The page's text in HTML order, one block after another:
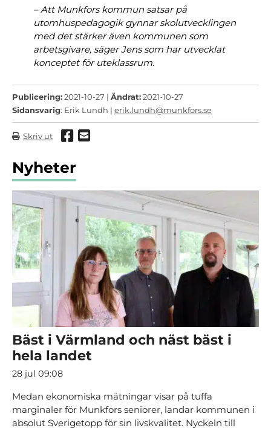
– Att Munkfors kommun satsar på
utomhuspedagogik gynnar skolutvecklingen
med det stärker även kommunen som
arbetsgivare, säger Jens som har utvecklat
konceptet för uteklassrum.
Publicering:2021-10-27 | Ändrat:2021-10-27
Sidansvarig: Erik Lundh | erik.lundh@munkfors.se
Skriv ut Dela via Facebook
Dela via mail
Nyheter
Bäst i Värmland och näst bäst i
hela landet
28 jul 09:08
Medan ekonomiska mätningar visar på tuffa
marginaler för Munkfors seniorer, landar kommunen i
absolut Sverigetopp för sin livskvalitet. Nyckeln till